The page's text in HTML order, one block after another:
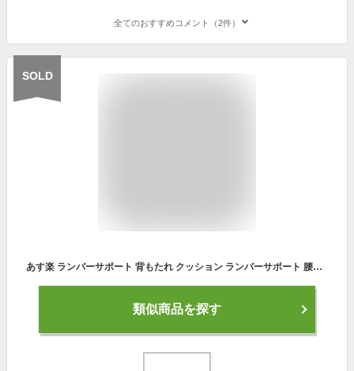
全てのおすすめコメント（2件）
SOLD
あす楽 ランバーサポート 背もたれ クッション ランバーサポート 腰枕 腰クッション ゲルクッション 腰の不快対策クッション 通気性 長時間 姿勢矯正 猫背矯正 疲れない 椅子 車 シート オフィスチェア 固定 最新3D mf-0004
類似商品を探す